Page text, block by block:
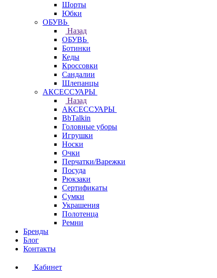
Шорты
Юбки
ОБУВЬ
Назад
ОБУВЬ
Ботинки
Кеды
Кроссовки
Сандалии
Шлепанцы
АКСЕССУАРЫ
Назад
АКСЕССУАРЫ
BbTalkin
Головные уборы
Игрушки
Носки
Очки
Перчатки/Варежки
Посуда
Рюкзаки
Сертификаты
Сумки
Украшения
Полотенца
Ремни
Бренды
Блог
Контакты
Кабинет